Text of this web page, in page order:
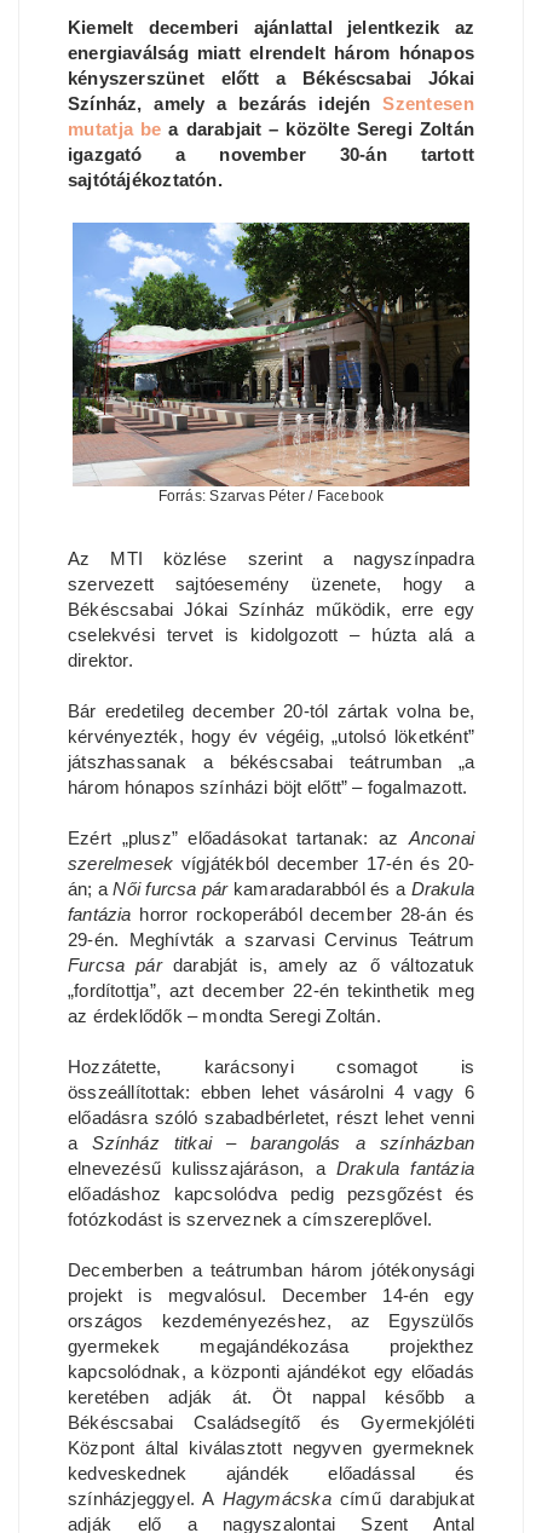
Kiemelt decemberi ajánlattal jelentkezik az
energiaválság miatt elrendelt három hónapos
kényszerszünet előtt a Békéscsabai Jókai
Színház, amely a bezárás idejénSzentesen
mutatja be a darabjait – közölte Seregi Zoltán
igazgató a november 30-án tartott
sajtótájékoztatón.
Forrás: Szarvas Péter / Facebook
Az MTI közlése szerint a nagyszínpadra
szervezett sajtóesemény üzenete, hogy a
Békéscsabai Jókai Színház működik, erre egy
cselekvési tervet is kidolgozott – húzta alá a
direktor.
Bár eredetileg december 20-tól zártak volna be,
kérvényezték, hogy év végéig, „utolsó löketként”
játszhassanak a békéscsabai teátrumban „a
három hónapos színházi böjt előtt” – fogalmazott.
Ezért „plusz” előadásokat tartanak: az Anconai
szerelmesek vígjátékból december 17-én és 20-
án; aNői furcsa pár kamaradarabból és a Drakula
fantázia horror rockoperából december 28-án és
29-én. Meghívták a szarvasi Cervinus Teátrum
Furcsa pár darabját is, amely az ő változatuk
„fordítottja”, azt december 22-én tekinthetik meg
az érdeklődők – mondta Seregi Zoltán.
Hozzátette, karácsonyi csomagot is
összeállítottak: ebben lehet vásárolni 4 vagy 6
előadásra szóló szabadbérletet, részt lehet venni
aSzínház titkai – barangolás a színházban
elnevezésű kulisszajáráson, a Drakula fantázia
előadáshoz kapcsolódva pedig pezsgőzést és
fotózkodást is szerveznek a címszereplővel.
Decemberben a teátrumban három jótékonysági
projekt is megvalósul. December 14-én egy
országos kezdeményezéshez, az Egyszülős
gyermekek megajándékozása projekthez
kapcsolódnak, a központi ajándékot egy előadás
keretében adják át. Öt nappal később a
Békéscsabai Családsegítő és Gyermekjóléti
Központ által kiválasztott negyven gyermeknek
kedveskednek ajándék előadással és
színházjeggyel. A Hagymácska című darabjukat
adják elő a nagyszalontai Szent Antal